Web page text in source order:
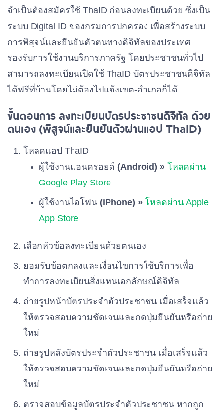
จำเป็นต้องสมัครใช้ ThaID ก่อนลงทะเบียนด้วย ซึ่งเป็น
ระบบ Digital ID ของกรมการปกครอง เพื่อสร้างระบบ
การพิสูจน์และยืนยันตัวตนทางดิจิทัลของประเทศ
รองรับการใช้งานบริการภาครัฐ โดยประชาชนทั่วไป
สามารถลงทะเบียนเปิดใช้ ThaID บัตรประชาชนดิจิทัล
ได้ฟรีที่บ้านโดยไม่ต้องไปแจ้งเขต-อำเภอก็ได้
ขั้นตอนการ ลงทะเบียนบัตรประชาชนดิจิทัล ด้วย
ตนเอง (พิสูจน์และยืนยันตัวผ่านแอป ThaID)
โหลดแอป ThaID
ผู้ใช้งานแอนดรอยด์ (Android) » โหลดผ่าน
Google Play Store
ผู้ใช้งานไอโฟน (iPhone) » โหลดผ่าน Apple
App Store
เลือกหัวข้อลงทะเบียนด้วยตนเอง
ยอมรับข้อตกลงและเงื่อนไขการใช้บริการเพื่อ
ทำการลงทะเบียนสิ่งแทนเอกลักษณ์ดิจิทัล
ถ่ายรูปหน้าบัตรประจำตัวประชาชน เมื่อเสร็จแล้ว
ให้ตรวจสอบความชัดเจนและกดปุ่มยืนยันหรือถ่าย
ใหม่
ถ่ายรูปหลังบัตรประจำตัวประชาชน เมื่อเสร็จแล้ว
ให้ตรวจสอบความชัดเจนและกดปุ่มยืนยันหรือถ่าย
ใหม่
ตรวจสอบข้อมูลบัตรประจำตัวประชาชน หากถูก